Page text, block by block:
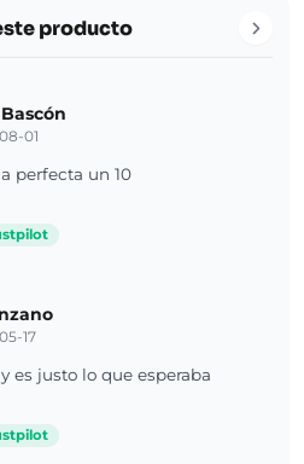
producto
01
perfecta un 10
17
es justo lo que esperaba